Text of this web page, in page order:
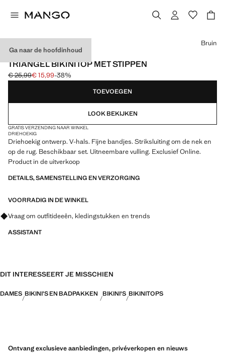
Ga naar de hoofdinhoud
EXCLUSIEF ONLINE
TRIANGEL BIKINITOP MET STIPPEN
Oorspronkelijke prijs doorgehaald [€ 25,99 ]
€ 25,99
Huidige prijs [€ 15,99 ]
€ 15,99-38%
Kies een kleur
Bruin
TOEVOEGEN
LOOK BEKIJKEN
GRATIS VERZENDING NAAR WINKEL
DRIEHOEKIG
Driehoekig ontwerp. V-hals. Fijne bandjes. Striksluiting om de nek en
op de rug. Beschikbaar set. Uitneembare vulling. Exclusief Online.
Product in de uitverkoop
DETAILS, SAMENSTELLING EN VERZORGING
VOORRADIG IN DE WINKEL
Vraag om outfitideeën, kledingstukken en trends
ASSISTANT
DIT INTERESSEERT JE MISSCHIEN
DAMES BIKINI’S EN BADPAKKEN BIKINI'S BIKINITOPS
Ontvang exclusieve aanbiedingen, privéverkopen en nieuws